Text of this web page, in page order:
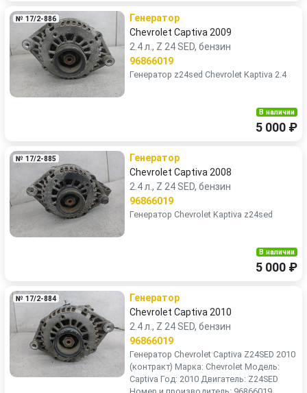
№ 17/2-886
Генератор
Chevrolet Captiva 2009
2.4 л., Z 24 SED, бензин
96866019
Генератор z24sed Chevrolet Kaptiva 2.4
В наличии
5 000 ₽
№ 17/2-885
Генератор
Chevrolet Captiva 2008
2.4 л., Z 24 SED, бензин
96866019
Генератор Chevrolet Kaptiva z24sed
В наличии
5 000 ₽
№ 17/2-884
Генератор
Chevrolet Captiva 2010
2.4 л., Z 24 SED, бензин
96866019
Генератор Chevrolet Captiva Z24SED 2010
(контракт) Марка: Chevrolet Модель:
Captiva Год: 2010 Двигатель: Z24SED